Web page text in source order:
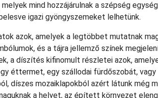
mind hozzájárulnak a szépség
igazi gyöngyszemeket lelhetünk.
azok, amelyek a legtöbbet mutatnak
és a tájra jellemző színek
a díszítés kifinomult részletei azok,
éttermet, egy szállodai fürdőszobát, vagy
díszes mozaiklapokból azért látunk még
a helyet, az épített környezet